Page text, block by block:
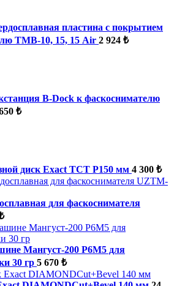
пластина с покрытием
ТМВ-10, 15, 15 Air 2 924 ₺
B-Dock к фаскоснимателю
₺
диск Exact TCT P150 мм 4 300 ₺
для фаскоснимателя
Мангуст-200 Р6М5 для
30 гр 5 670 ₺